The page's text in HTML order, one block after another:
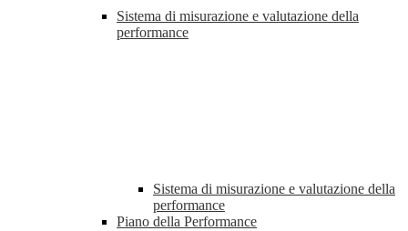
Sistema di misurazione e valutazione della
performance
Sistema di misurazione e valutazione della
performance
Piano della Performance